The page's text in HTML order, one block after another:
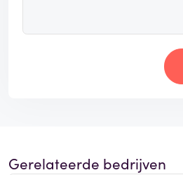
Gerelateerde bedrijven